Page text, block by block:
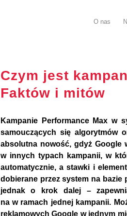
O nas
Czym jest
Faktów i mitów
Kampanie Performance Max w
samouczących się algorytmów
absolutna nowość, gdyż Google
w innych typach kampanii, w
automatycznie, a stawki i
dobierane przez system na bazie
jednak o krok dalej –
na w ramach jednej kampanii.
reklamowych Google w jednym